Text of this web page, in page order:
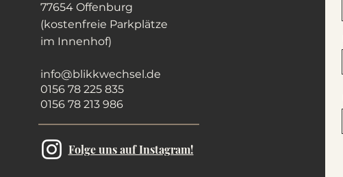
77654 Offenburg
(kostenfreie Parkplätze
im Innenhof)
info@blikkwechsel.de
0156 78 225 835
0156 78 213 986
Folge uns auf Instagram!